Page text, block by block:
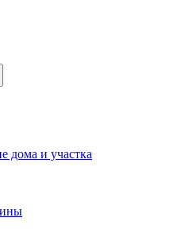
дома и участка